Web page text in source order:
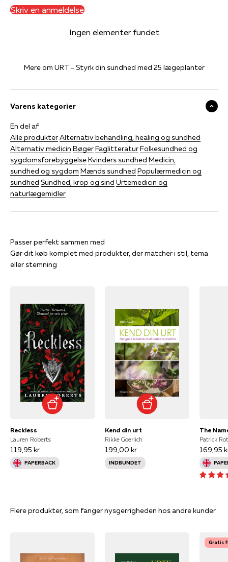
Skriv en anmeldelse
Ingen elementer fundet
Mere om URT - Styrk din sundhed med 25 lægeplanter
Varens kategorier
En del af
Alle produkterAlternativ behandling, healing og sundhed
Alternativ medicin BøgerFaglitteraturFolkesundhed og
sygdomsforebyggelseKvinders sundhed Medicin,
sundhed og sygdom Mænds sundhed Populærmedicin og
sundhed Sundhed, krop og sind Urtemedicin og
naturlægemidler
Gør dit køb komplet med produkter, der matcher i stil, tema
eller stemning
Reckless
Lauren Roberts
119,95 kr
PAPERBACK
Kend din urt
Rikke Goerlich
199,00 kr
INDBUNDET
The
Patrick
169,95
Flere produkter, som fanger nysgerrigheden hos andre kunder
Gratis